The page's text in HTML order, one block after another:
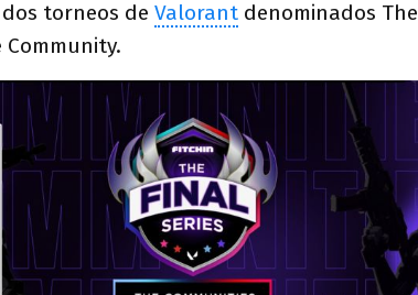
torneos de Valorant denominados The
Community.